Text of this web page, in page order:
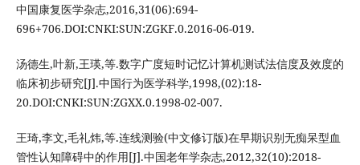
中国康复医学杂志,2016,31(06):694-
696+706.DOI:CNKI:SUN:ZGKF.0.2016-06-019.
汤德生,叶新,王瑛,等.数字广度短时记忆计算机测试法信度及效度的
临床初步研究[J].中国行为医学科学,1998,(02):18-
20.DOI:CNKI:SUN:ZGXX.0.1998-02-007.
王琦,李文,毛礼炜,等.连线测验(中文修订版)在早期识别无痴呆型血
管性认知障碍中的作用[J].中国老年学杂志,2012,32(10):2018-